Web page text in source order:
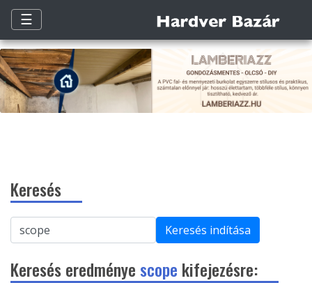
☰
Keresés
Keresés indítása
Keresés eredményescope kifejezésre: